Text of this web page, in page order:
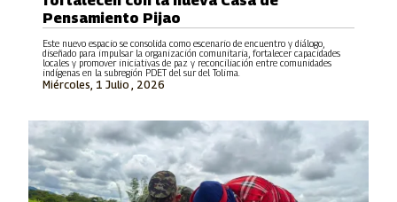
Miércoles, 1 Julio , 2026
Pensamiento Pijao
Este nuevo espacio se consolida como escenario de encuentro y diálogo,
diseñado para impulsar la organización comunitaria, fortalecer capacidades
locales y promover iniciativas de paz y reconciliación entre comunidades
indígenas en la subregión PDET del sur del Tolima.